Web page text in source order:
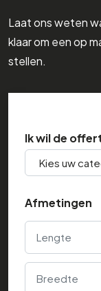
Laat ons weten
klaar om een op
stellen.
Ik wil de
Afmetingen
Lengte
Breedte